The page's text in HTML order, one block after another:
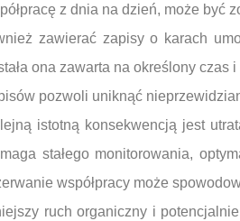
z dnia na dzień, może być
zawierać zapisy o karach
ona zawarta na określony czas
pozwoli uniknąć
istotną konsekwencją jest
stałego monitorowania,
współpracy może
ruch organiczny i